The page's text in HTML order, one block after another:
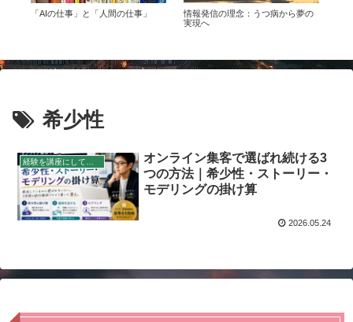
「AIの仕事」と「人間の仕事」
情報発信の理念：うつ病から夢の
実現へ
希少性
オンライン集客で選ばれ続ける3
つの方法｜希少性・ストーリー・
モデリングの掛け算
2026.05.24